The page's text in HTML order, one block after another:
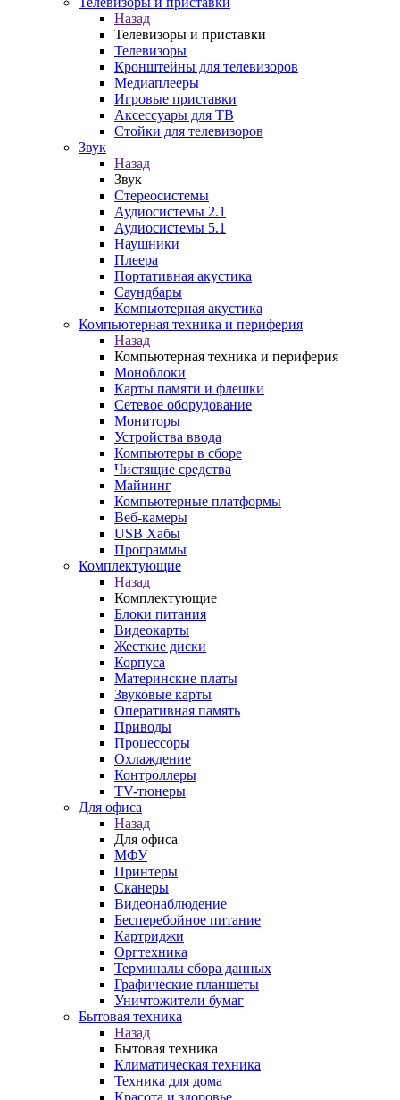
Назад
Телевизоры и приставки
Телевизоры
Кронштейны для телевизоров
Медиаплееры
Игровые приставки
Аксессуары для ТВ
Стойки для телевизоров
Звук
Назад
Звук
Стереосистемы
Аудиосистемы 2.1
Аудиосистемы 5.1
Наушники
Плеера
Портативная акустика
Саундбары
Компьютерная акустика
Компьютерная техника и периферия
Назад
Компьютерная техника и периферия
Моноблоки
Карты памяти и флешки
Сетевое оборудование
Мониторы
Устройства ввода
Компьютеры в сборе
Чистящие средства
Майнинг
Компьютерные платформы
Веб-камеры
USB Хабы
Программы
Комплектующие
Назад
Комплектующие
Блоки питания
Видеокарты
Жесткие диски
Корпуса
Материнские платы
Звуковые карты
Оперативная память
Приводы
Процессоры
Охлаждение
Контроллеры
TV-тюнеры
Для офиса
Назад
Для офиса
МФУ
Принтеры
Сканеры
Видеонаблюдение
Бесперебойное питание
Картриджи
Оргтехника
Терминалы сбора данных
Графические планшеты
Уничтожители бумаг
Бытовая техника
Назад
Бытовая техника
Климатическая техника
Техника для дома
Красота и здоровье